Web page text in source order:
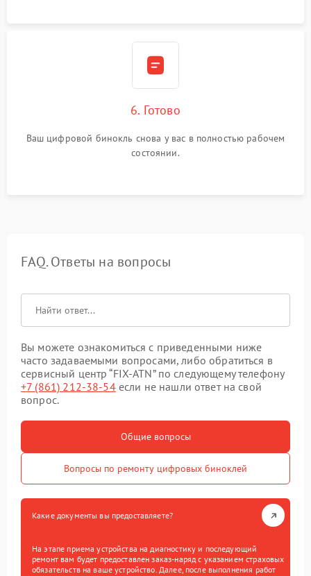
6. Готово
Ваш цифровой бинокль снова у вас в полностью рабочем
состоянии.
FAQ. Ответы на вопросы
Вы можете ознакомиться с приведенными ниже
часто задаваемыми вопросами, либо обратиться в
сервисный центр “FIX-ATN” по следующему телефону
+7 (861) 212-38-54если не нашли ответ на свой
вопрос.
Общие вопросы
Вопросы по ремонту цифровых биноклей
Какие документы вы предоставляете?
На этапе приема устройства на диагностику и последующий
ремонт вам будет предоставлен заказ-наряд с указанием страховых
обязательств на ваше устройство. Далее, после выполнения работ